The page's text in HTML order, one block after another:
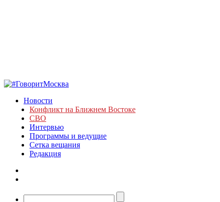
Новости
Конфликт на Ближнем Востоке
СВО
Интервью
Программы и ведущие
Сетка вещания
Редакция